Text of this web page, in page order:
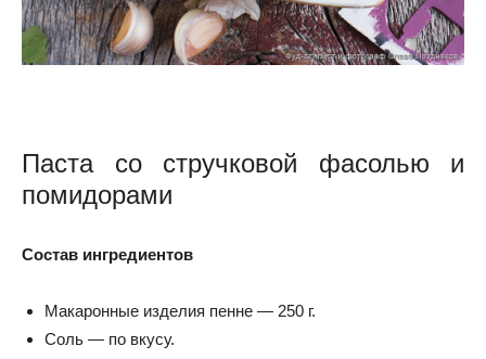
Паста со стручковой фасолью и
помидорами
Состав ингредиентов
Макаронные изделия пенне — 250 г.
Соль — по вкусу.